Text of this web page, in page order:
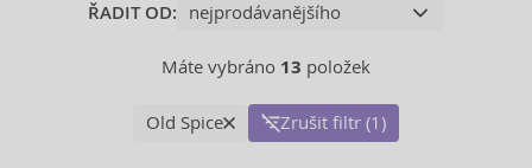
ŘADIT OD:
Máte vybráno 13 položek
Old Spice Zrušit filtr (1)